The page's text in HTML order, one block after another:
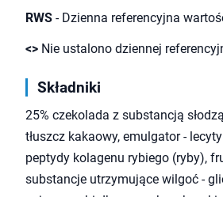
RWS - Dzienna referencyjna
<> Nie ustalono dziennej
Składniki
25% czekolada z substancją
tłuszcz kakaowy, emulgator -
peptydy kolagenu rybiego (ryby),
substancje utrzymujące wilgoć -